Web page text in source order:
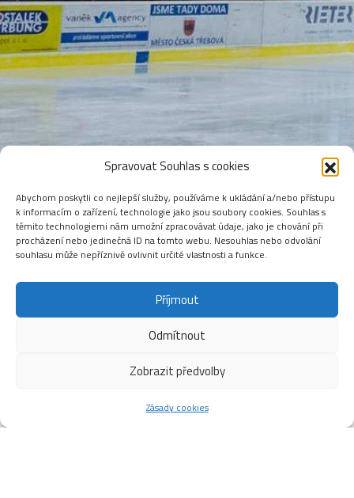
Spravovat Souhlas s cookies
Abychom poskytli co nejlepší služby, používáme k ukládání a/nebo přístupu
k informacím o zařízení, technologie jako jsou soubory cookies. Souhlas s
těmito technologiemi nám umožní zpracovávat údaje, jako je chování při
procházení nebo jedinečná ID na tomto webu. Nesouhlas nebo odvolání
souhlasu může nepříznivě ovlivnit určité vlastnosti a funkce.
Příjmout
Odmítnout
Zobrazit předvolby
Zásady cookies